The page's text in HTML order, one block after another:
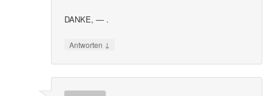
DANKE, — .
Antworten ↓